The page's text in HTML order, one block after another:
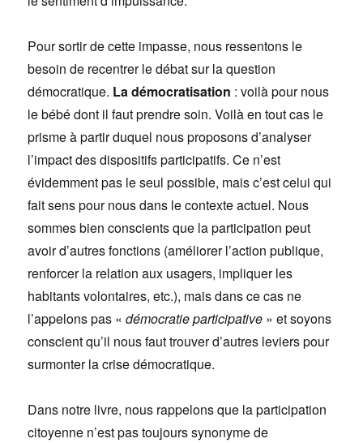
Pour sortir de cette impasse, nous ressentons le
besoin de recentrer le débat sur la question
démocratique. La démocratisation : voilà pour nous
le bébé dont il faut prendre soin. Voilà en tout cas le
prisme à partir duquel nous proposons d’analyser
l’impact des dispositifs participatifs. Ce n’est
évidemment pas le seul possible, mais c’est celui qui
fait sens pour nous dans le contexte actuel. Nous
sommes bien conscients que la participation peut
avoir d’autres fonctions (améliorer l’action publique,
renforcer la relation aux usagers, impliquer les
habitants volontaires, etc.), mais dans ce cas ne
l’appelons pas «démocratie participative » et soyons
conscient qu’il nous faut trouver d’autres leviers pour
surmonter la crise démocratique.
Dans notre livre, nous rappelons que la participation
citoyenne n’est pas toujours synonyme de